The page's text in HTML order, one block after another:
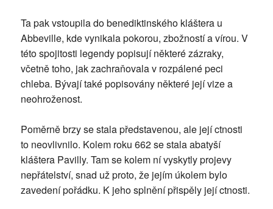
Ta pak vstoupila do benediktinského kláštera u
Abbeville, kde vynikala pokorou, zbožností a vírou. V
této spojitosti legendy popisují některé zázraky,
včetně toho, jak zachraňovala v rozpálené peci
chleba. Bývají také popisovány některé její vize a
neohroženost.
Poměrně brzy se stala představenou, ale její ctnosti
to neovlivnilo. Kolem roku 662 se stala abatyší
kláštera Pavilly. Tam se kolem ní vyskytly projevy
nepřátelství, snad už proto, že jejím úkolem bylo
zavedení pořádku. K jeho splnění přispěly její ctnosti.